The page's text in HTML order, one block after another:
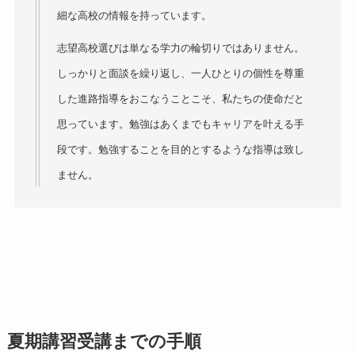
細な高校の情報を持っています。
志望高校選びは単なる学力の輪切りではありません。
しっかりと面談を繰り返し、一人ひとりの個性を尊重
した進路指導をおこなうことこそ、私たちの使命だと
思っています。勉強はあくまでもキャリアを叶える手
段です。勉強することを目的とするような指導は致し
ません。
夏期講習受講までの手順